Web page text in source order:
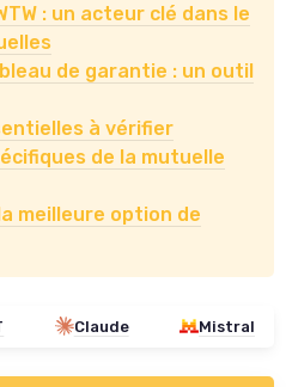
: un acteur clé dans le
de garantie : un outil
à vérifier
de la mutuelle
meilleure option de
Claude Mistral